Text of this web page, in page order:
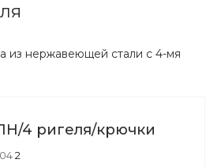
из нержавеющей стали с 4-мя
4 ригеля/крючки
2